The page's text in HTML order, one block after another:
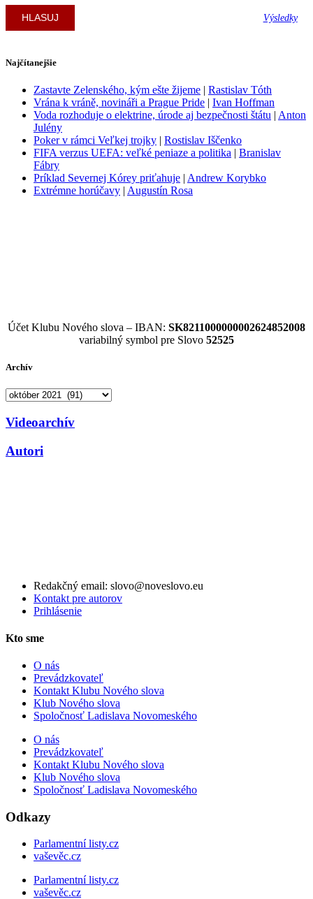
Výsledky
Najčítanejšie
Zastavte Zelenského, kým ešte žijeme | Rastislav Tóth
Vrána k vráně, novináři a Prague Pride | Ivan Hoffman
Voda rozhoduje o elektrine, úrode aj bezpečnosti štátu | Anton
Julény
Poker v rámci Veľkej trojky | Rostislav Iščenko
FIFA verzus UEFA: veľké peniaze a politika | Branislav
Fábry
Príklad Severnej Kórey priťahuje | Andrew Korybko
Extrémne horúčavy | Augustín Rosa
Účet Klubu Nového slova – IBAN: SK8211000000002624852008
variabilný symbol pre Slovo 52525
Archív
Archív
Videoarchív
Autori
Redakčný email: slovo@noveslovo.eu
Kontakt pre autorov
Prihlásenie
Kto sme
O nás
Prevádzkovateľ
Kontakt Klubu Nového slova
Klub Nového slova
Spoločnosť Ladislava Novomeského
O nás
Prevádzkovateľ
Kontakt Klubu Nového slova
Klub Nového slova
Spoločnosť Ladislava Novomeského
Odkazy
Parlamentní listy.cz
vaševěc.cz
Parlamentní listy.cz
vaševěc.cz